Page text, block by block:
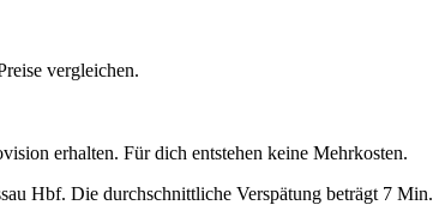
vergleichen.
erhalten. Für dich entstehen keine Mehrkosten.
Hbf. Die durchschnittliche Verspätung beträgt 7 Min.